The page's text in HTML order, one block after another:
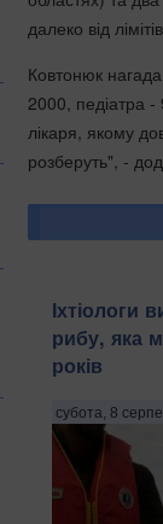
далеко від
Ковтонюк
2000, педіатра
лікаря, якому
розберуть", -
Іхтіологи
рибу, яка
років
субота, 8